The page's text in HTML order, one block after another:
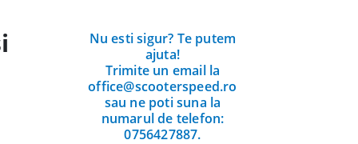
Nu esti sigur? Te putem
ajuta!
Trimite un email la
office@scooterspeed.ro
sau ne poti suna la
numarul de telefon:
0756427887.